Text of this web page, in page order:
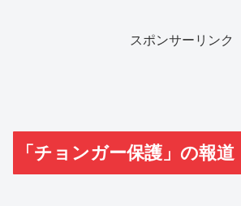
スポンサーリンク
「チョンガー保護」の報道